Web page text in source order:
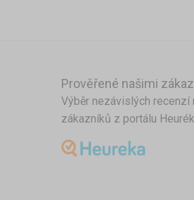
Prověřené našimi
Výběr nezávislých recenzí
zákazníků z portálu